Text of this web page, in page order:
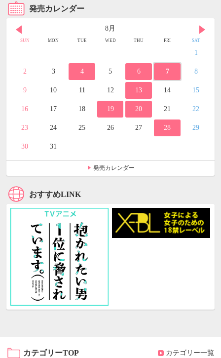
発売カレンダー
8月
SUN MON TUE WED THU FRI SAT
1
2 3 4 5 6 7 8
9 10 11 12 13 14 15
16 17 18 19 20 21 22
23 24 25 26 27 28 29
30 31
発売カレンダー
おすすめLINK
カテゴリーTOP カテゴリー一覧